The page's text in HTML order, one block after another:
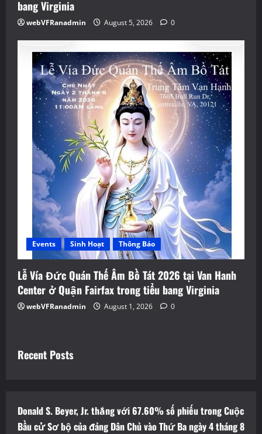
bang Virginia
webVFRanadmin August 5, 2026 0
Events Sinh Hoạt Thông Báo
Lễ Vía Đức Quán Thế Âm Bồ Tát 2026 tại Van Hanh
Center ở Quận Fairfax trong tiểu bang Virginia
webVFRanadmin August 1, 2026 0
Recent Posts
Donald S. Beyer, Jr. thắng với 67.60% số phiếu trong Cuộc
Bầu cử Sơ bộ của đảng Dân Chủ vào Thứ Ba ngày 4 tháng 8